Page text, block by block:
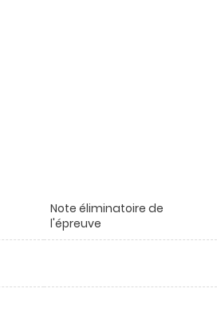
Note éliminatoire de
l'épreuve